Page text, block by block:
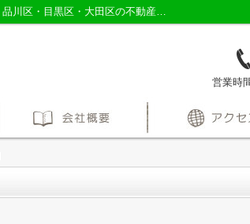
シティインデックス武蔵小山｜■室内新規リノベーション物件！｜品川区・目黒区・大田区の不動産売買なら株式会社三友社売買センター
営業時